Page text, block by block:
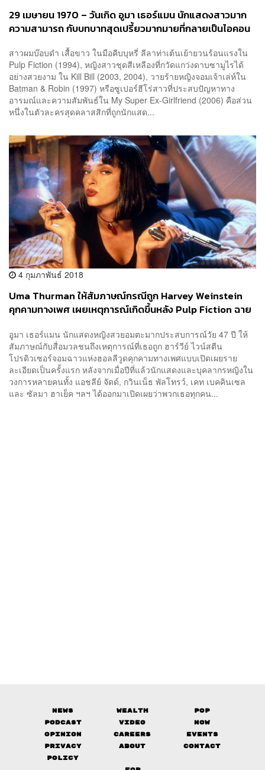
29 เมษายน 1970 – วันเกิด อูมา เธอร์แมน นักแสดงสาวมาก
ความสามารถ กับบทบาทสุดเปรี้ยวมากมายที่กลายเป็นไอคอน
สาวผมบ๊อบดำ เสื้อขาว ในมือคีบบุหรี่ ลีลาท่าเต้นเย้ายวนร้อนแรงใน
Pulp Fiction (1994), หญิงสาวชุดสีเหลืองที่กวัดแกว่งดาบซามูไรได้
อย่างสวยงาม ใน Kill Bill (2003, 2004), วายร้ายหญิงจอมเจ้าเล่ห์ใน
Batman & Robin (1997) หรือซูเปอร์ฮีโร่สาวที่ประสบปัญหาทาง
อารมณ์และความสัมพันธ์ใน My Super Ex-Girlfriend (2006) คือส่วน
หนึ่งในตัวละครสุดคลาสสิกที่ถูกนักแสด...
4 กุมภาพันธ์ 2018
Uma Thurman ให้สัมภาษณ์กรณีถูก Harvey Weinstein
คุกคามทางเพศ เผยเหตุการณ์เกิดขึ้นหลัง Pulp Fiction ฉาย
อูมา เธอร์แมน นักแสดงหญิงสวยอมตะมากประสบการณ์วัย 47 ปี ให้
สัมภาษณ์กับสื่อมวลชนถึงเหตุการณ์ที่เธอถูก ฮาร์วีย์ ไวน์สตีน
โปรดิวเซอร์จอมฉาวแห่งฮอลลีวูดคุกคามทางเพศแบบเปิดเผยราย
ละเอียดเป็นครั้งแรก หลังจากเมื่อปีที่แล้วนักแสดงและบุคลากรหญิงใน
วงการหลายคนทั้ง แอชลีย์ จัดด์, กวินเน็ธ พัลโทรว์, เคท เบคคินเซล
และ ซัลมา ฮาเย็ค ฯลฯ ได้ออกมาเปิดเผยว่าพวกเธอทุกคน...
News Wealth
Pop
Podcast
Video
Now
Opinion
Careers
Events
Privacy
Policy
About Contact